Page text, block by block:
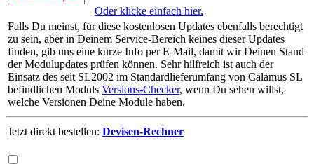
Oder klicke einfach hier.
Falls Du meinst, für diese kostenlosen Updates ebenfalls berechtigt
zu sein, aber in Deinem Service-Bereich keines dieser Updates
finden, gib uns eine kurze Info per E-Mail, damit wir Deinen Stand
der Modulupdates prüfen können. Sehr hilfreich ist auch der
Einsatz des seit SL2002 im Standardlieferumfang von Calamus SL
befindlichen Moduls Versions-Checker, wenn Du sehen willst,
welche Versionen Deine Module haben.
Jetzt direkt bestellen: Devisen-Rechner